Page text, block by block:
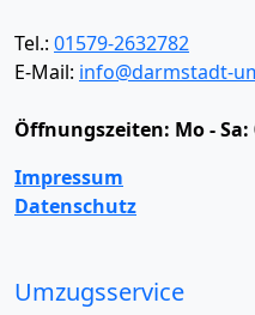
Tel.: 01579-2632782
E-Mail: info@darmstadt-
Öffnungszeiten: Mo -
Impressum
Datenschutz
Umzugsservice